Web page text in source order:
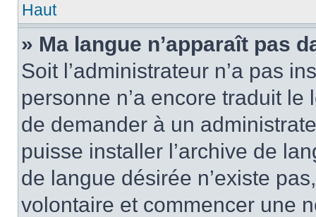
Haut
» Ma langue n’apparaît pas
Soit l’administrateur n’a pas
personne n’a encore traduit
de demander à un
puisse installer l’archive de
de langue désirée n’existe
volontaire et commencer une